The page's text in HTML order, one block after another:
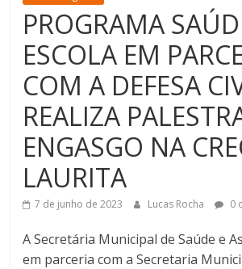
PROGRAMA
ESCOLA EM
COM A DEFESA
REALIZA
ENGASGO NA
LAURITA
7 de junho de 2023 Lucas Rocha 0
A Secretária Municipal de Saúde e
em parceria com a Secretaria